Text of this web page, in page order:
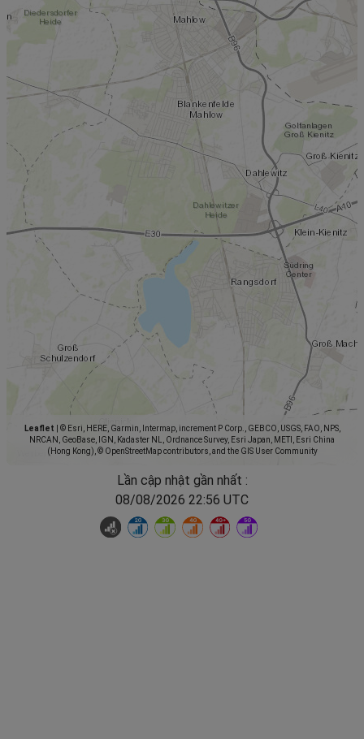
Leaflet
© Esri, HERE, Garmin, Intermap, increment P Corp., GEBCO, USGS, FAO, NPS,
NRCAN, GeoBase, IGN, Kadaster NL, Ordnance Survey, Esri Japan, METI, Esri China
(Hong Kong), © OpenStreetMap contributors, and the GIS User Community
Lần cập nhật gần nhất :
08/08/2026 22:56 UTC